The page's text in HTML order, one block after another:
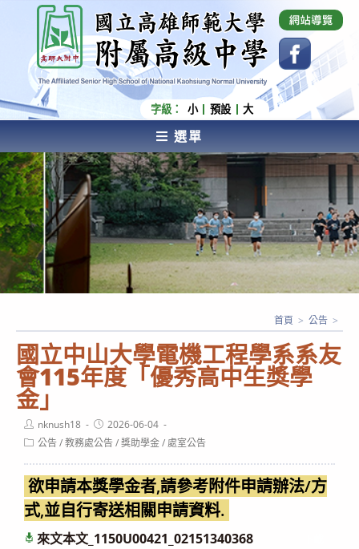
內
容
國立高雄師範大學附屬高級中學 Affiliated Senior
High School of National Kaohsiung Normal
University
字級： 小 預設 大
選單
AFFILIATED SENIOR HIGH SCHOOL OF NATIONAL
KAOHSIUNG NORMAL UNIVERSITY
國立中山大學電機工程學系系友
會115年度「優秀高中生獎學
金」
首頁 > 公告 >
Post
author:
nknush18
Post
published:
2026-06-04
Post公告/教務處公告/獎助學金/處室公告
欲申請本獎學金者,請參考附件申請辦法/方
式,並自行寄送相關申請資料.
來文本文_1150U00421_02151340368